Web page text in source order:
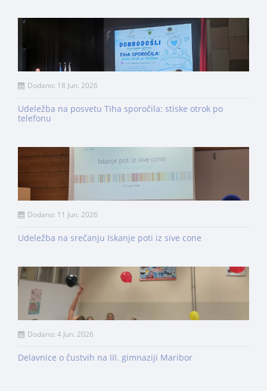
Dodano: 18 Jun. 2026
Udeležba na posvetu Tiha sporočila: stiske otrok po
telefonu
Dodano: 11 Jun. 2026
Udeležba na srečanju Iskanje poti iz sive cone
Dodano: 4 Jun. 2026
Delavnice o čustvih na III. gimnaziji Maribor